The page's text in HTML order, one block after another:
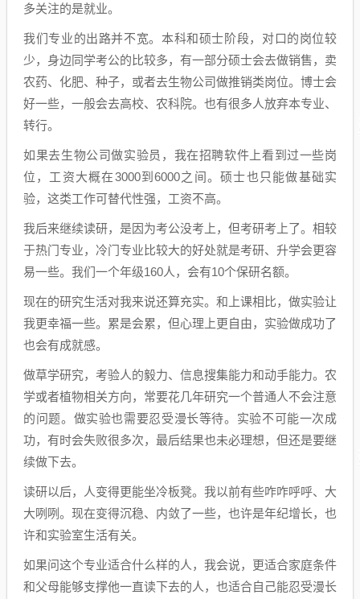
多关注的是就业。
我们专业的出路并不宽。本科和硕士阶段，对口的岗位较
少，身边同学考公的比较多，有一部分硕士会去做销售，卖
农药、化肥、种子，或者去生物公司做推销类岗位。博士会
好一些，一般会去高校、农科院。也有很多人放弃本专业、
转行。
如果去生物公司做实验员，我在招聘软件上看到过一些岗
位，工资大概在3000到6000之间。硕士也只能做基础实
验，这类工作可替代性强，工资不高。
我后来继续读研，是因为考公没考上，但考研考上了。相较
于热门专业，冷门专业比较大的好处就是考研、升学会更容
易一些。我们一个年级160人，会有10个保研名额。
现在的研究生活对我来说还算充实。和上课相比，做实验让
我更幸福一些。累是会累，但心理上更自由，实验做成功了
也会有成就感。
做草学研究，考验人的毅力、信息搜集能力和动手能力。农
学或者植物相关方向，常要花几年研究一个普通人不会注意
的问题。做实验也需要忍受漫长等待。实验不可能一次成
功，有时会失败很多次，最后结果也未必理想，但还是要继
续做下去。
读研以后，人变得更能坐冷板凳。我以前有些咋咋呼呼、大
大咧咧。现在变得沉稳、内敛了一些，也许是年纪增长，也
许和实验室生活有关。
如果问这个专业适合什么样的人，我会说，更适合家庭条件
和父母能够支撑他一直读下去的人，也适合自己能忍受漫长